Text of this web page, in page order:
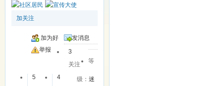
加关注
加为好
友
发消息
举报
3
关注
5
4
等
级：迷